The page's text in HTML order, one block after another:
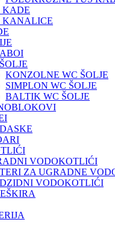
KADE
KANALICE
KONZOLNE WC ŠOLJE
SIMPLON WC ŠOLJE
BALTIK WC ŠOLJE
VODOKOTLIĆI
ZA UGRADNE
VODOKOTLIĆI